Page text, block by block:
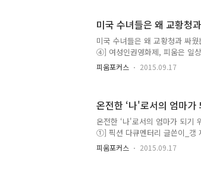
리하고 있는가. 치열한 입시 경
학 구조 속에서 학생들은 더 높
해당 대학이 어떤 학문을 어떻
회적으로 ..
미국 수녀들은 왜 교황청
미국 수녀들은 왜 교황청과 싸
④] 여성인권영화제, 피움은 일
알리고 피해자의 생존과 치유를
주최로 2006년에 시작된 영화
인권영화제 '고백의 방향'의 이
우리신학연구소 연구원입니다.
년 4월 16일, 가톨릭교회 안에
피움포커스 2015.09.17
온전한 ‘나'로서의 엄마가
온전한 ‘나'로서의 엄마가 되기
①] 픽션 다큐멘터리 글쓴이_갱
‘나'로서의 끝인 걸까. 아니면 또
롯한 많은 사람들이 후자라고
피움포커스 2015.09.17